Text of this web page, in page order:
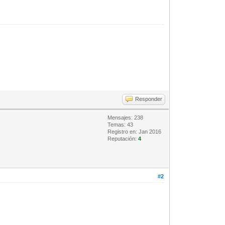
Responder
Mensajes: 238
Temas: 43
Registro en: Jan 2016
Reputación:4
#2